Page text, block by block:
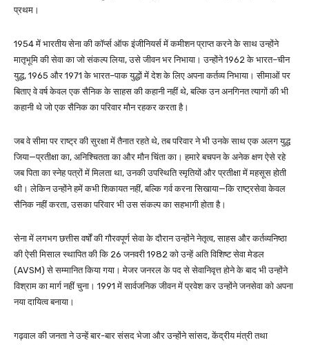
प्रथम।
1954 में भारतीय सेना की कॉर्प्स ऑफ इंजीनियर्स में कमीशन प्राप्त करने के साथ उन्होंने
मातृभूमि की सेवा का जो संकल्प लिया, उसे जीवन भर निभाया। उन्होंने 1962 के भारत–चीन
युद्ध, 1965 और 1971 के भारत–पाक युद्धों में देश के लिए अपना कर्तव्य निभाया। सीमाओं पर
बिताए वे वर्ष केवल एक सैनिक के साहस की कहानी नहीं थे, बल्कि उन अनगिनत त्यागों की भी
कहानी थे जो एक सैनिक का परिवार मौन रहकर करता है।
जब वे सीमा पर राष्ट्र की सुरक्षा में तैनात रहते थे, तब परिवार ने भी उनके साथ एक अलग युद्ध
जिया—प्रतीक्षा का, अनिश्चितता का और मौन चिंता का। हमारे बचपन के अनेक क्षण ऐसे रहे
जब पिता का स्नेह पत्रों में मिलता था, उनकी उपस्थिति स्मृतियों और प्रतीक्षा में महसूस होती
थी। लेकिन उन्होंने हमें कभी शिकायत नहीं, बल्कि गर्व करना सिखाया—कि राष्ट्रसेवा केवल
सैनिक नहीं करता, उसका परिवार भी उस संकल्प का सहभागी होता है।
सेना में लगभग छत्तीस वर्षों की गौरवपूर्ण सेवा के दौरान उन्होंने नेतृत्व, साहस और कर्तव्यनिष्ठा
की ऐसी मिसाल स्थापित की कि 26 जनवरी 1982 को उन्हें अति विशिष्ट सेवा मेडल
(AVSM) से सम्मानित किया गया। मेजर जनरल के पद से सेवानिवृत्त होने के बाद भी उन्होंने
विश्राम का मार्ग नहीं चुना। 1991 में सार्वजनिक जीवन में प्रवेश कर उन्होंने जनसेवा को अपना
नया दायित्व बनाया।
गढ़वाल की जनता ने उन्हें बार-बार संसद भेजा और उन्होंने सांसद, केंद्रीय मंत्री तथा